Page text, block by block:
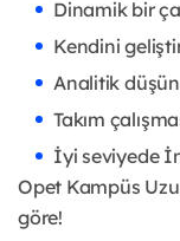
Dinamik bir
Kendini
Analitik
Takım
İyi seviyede
Opet Kampüs
göre!